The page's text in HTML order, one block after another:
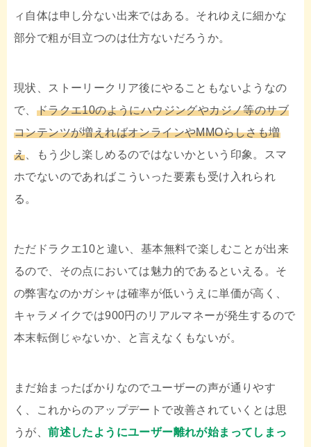
ィ自体は申し分ない出来ではある。それゆえに細かな
部分で粗が目立つのは仕方ないだろうか。
現状、ストーリークリア後にやることもないようなの
で、 ドラクエ10のようにハウジングやカジノ等のサブ
コンテンツが増えればオンラインやMMOらしさも増
え 、もう少し楽しめるのではないかという印象。スマ
ホでないのであればこういった要素も受け入れられ
る。
ただドラクエ10と違い、基本無料で楽しむことが出来
るので、その点においては魅力的であるといえる。そ
の弊害なのかガシャは確率が低いうえに単価が高く、
キャラメイクでは900円のリアルマネーが発生するので
本末転倒じゃないか、と言えなくもないが。
まだ始まったばかりなのでユーザーの声が通りやす
く、これからのアップデートで改善されていくとは思
うが、前述したようにユーザー離れが始まってしまっ